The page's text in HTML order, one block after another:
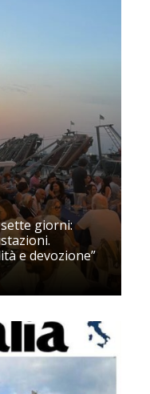
sette giorni:
e devozione”